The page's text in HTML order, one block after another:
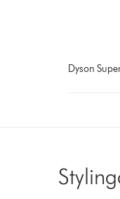
Dyson